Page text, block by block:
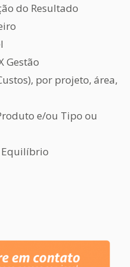
do Resultado
Gestão
por projeto, área,
e/ou Tipo ou
Equilíbrio